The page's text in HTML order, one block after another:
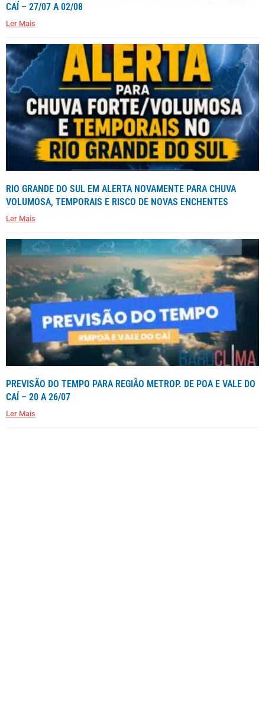
CAÍ – 27/07 A 02/08
Ler Mais
RIO GRANDE DO SUL EM ALERTA NOVAMENTE PARA CHUVA
VOLUMOSA, TEMPORAIS E RISCO DE NOVAS ENCHENTES
Ler Mais
PREVISÃO DO TEMPO PARA REGIÃO METROP. DE POA E VALE DO
CAÍ – 20 A 26/07
Ler Mais